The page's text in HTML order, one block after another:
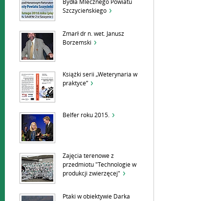
Bydła Mlecznego Powiatu
Szczycieńskiego
Zmarł dr n. wet. Janusz
Borzemski
Książki serii „Weterynaria w
praktyce”
Belfer roku 2015.
Zajęcia terenowe z
przedmiotu "Technologie w
produkcji zwierzęcej"
Ptaki w obiektywie Darka